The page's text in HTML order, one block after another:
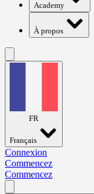
Academy
À propos
FR
Français
Connexion
Commencez
Commencez